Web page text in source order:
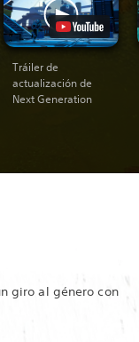
Tráiler de
actualización de
Next Generation
giro al género con